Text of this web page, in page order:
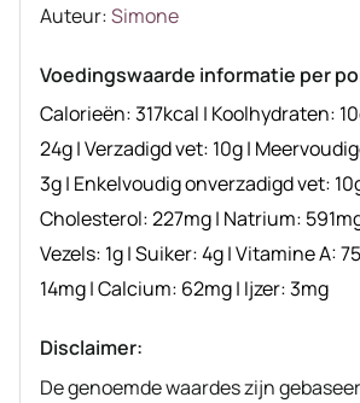
Auteur
Auteur:Simone
Voedingswaarde informatie per
Calorieën:317kcal | Koolhydraten: 10
24g|Verzadigd vet: 10g|
3g| Enkelvoudig onverzadigd vet: 10
Cholesterol:227mg| Natrium: 591
Vezels: 1g|Suiker:4g|Vitamine A:
14mg|Calcium: 62mg| Ijzer:3mg
Disclaimer:
De genoemde waardes zijn gebaseerd op standaard